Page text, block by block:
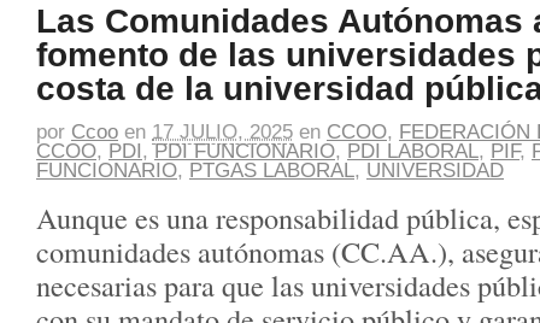
Las Comunidades Autónomas
fomento de las universidades
costa de la universidad
por Ccoo en 17 JULIO, 2025 en CCOO, FEDERACIÓN
CCOO, PDI,PDI FUNCIONARIO, PDI LABORAL, PIF,
FUNCIONARIO, PTGAS LABORAL, UNIVERSIDAD
Aunque es una responsabilidad pública,
comunidades autónomas (CC.AA.),
necesarias para que las universidades